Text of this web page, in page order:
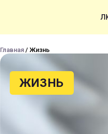
Главная / Жизнь
ЖИЗНЬ